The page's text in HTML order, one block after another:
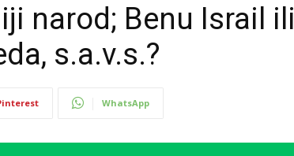
narod; Benu Israil ili
s.a.v.s.?
WhatsApp